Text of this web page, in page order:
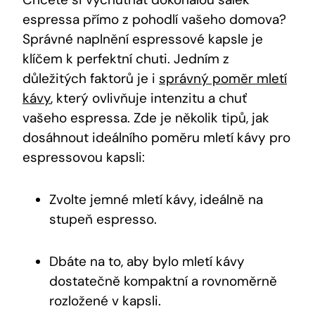
espressa přímo z pohodlí vašeho domova?
Správné naplnění espressové kapsle je
klíčem k perfektní chuti. Jedním z
důležitých faktorů je i správný poměr mletí
kávy, který ovlivňuje intenzitu a chuť
vašeho espressa. Zde je několik tipů, jak
dosáhnout ideálního poměru mletí kávy pro
espressovou kapsli:
Zvolte jemné mletí kávy, ideálně na
stupeň espresso.
Dbáte na to, aby bylo mletí kávy
dostatečně kompaktní a rovnoměrně
rozložené v kapsli.